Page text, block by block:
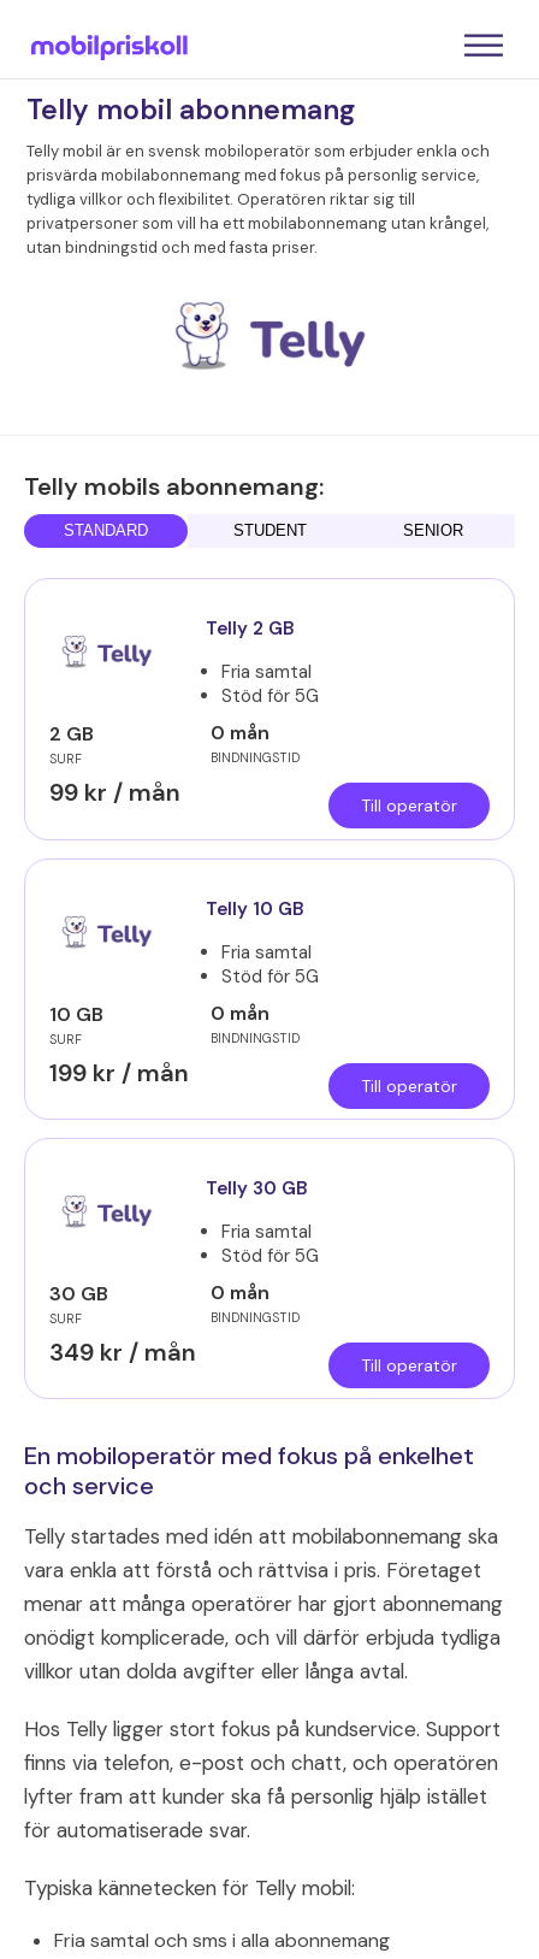
Telly mobil abonnemang
Telly mobil är en svensk mobiloperatör som erbjuder enkla och
prisvärda mobilabonnemang med fokus på personlig service,
tydliga villkor och flexibilitet. Operatören riktar sig till
privatpersoner som vill ha ett mobilabonnemang utan krångel,
utan bindningstid och med fasta priser.
Telly mobils abonnemang:
STANDARD STUDENT SENIOR
Telly 2 GB
Fria samtal
Stöd för 5G
2 GB
SURF
0 mån
BINDNINGSTID
99 kr / mån Till operatör
Telly 10 GB
Fria samtal
Stöd för 5G
10 GB
SURF
0 mån
BINDNINGSTID
199 kr / mån Till operatör
Telly 30 GB
Fria samtal
Stöd för 5G
30 GB
SURF
0 mån
BINDNINGSTID
349 kr / mån Till operatör
En mobiloperatör med fokus på enkelhet
och service
Telly startades med idén att mobilabonnemang ska
vara enkla att förstå och rättvisa i pris. Företaget
menar att många operatörer har gjort abonnemang
onödigt komplicerade, och vill därför erbjuda tydliga
villkor utan dolda avgifter eller långa avtal.
Hos Telly ligger stort fokus på kundservice. Support
finns via telefon, e-post och chatt, och operatören
lyfter fram att kunder ska få personlig hjälp istället
för automatiserade svar.
Typiska kännetecken för Telly mobil:
Fria samtal och sms i alla abonnemang